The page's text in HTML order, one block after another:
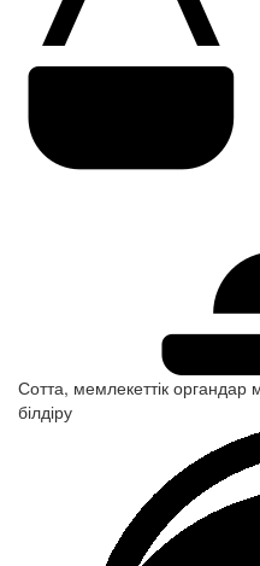
Сотта, мемлекеттік органдар
білдіру